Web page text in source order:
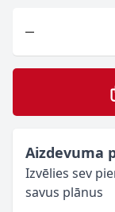
Aizdevuma
Izvēlies sev
savus plānus